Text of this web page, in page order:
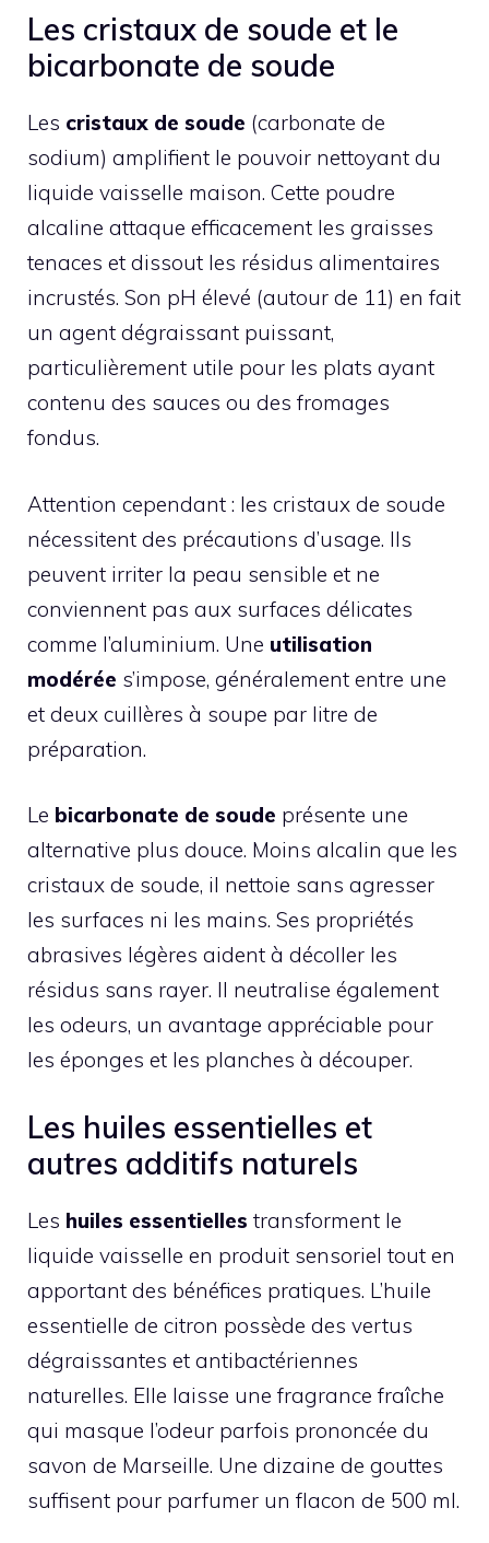
Les cristaux de soude et le
bicarbonate de soude
Les cristaux de soude (carbonate de
sodium) amplifient le pouvoir nettoyant du
liquide vaisselle maison. Cette poudre
alcaline attaque efficacement les graisses
tenaces et dissout les résidus alimentaires
incrustés. Son pH élevé (autour de 11) en fait
un agent dégraissant puissant,
particulièrement utile pour les plats ayant
contenu des sauces ou des fromages
fondus.
Attention cependant : les cristaux de soude
nécessitent des précautions d’usage. Ils
peuvent irriter la peau sensible et ne
conviennent pas aux surfaces délicates
comme l’aluminium. Une utilisation
modérée s’impose, généralement entre une
et deux cuillères à soupe par litre de
préparation.
Le bicarbonate de soude présente une
alternative plus douce. Moins alcalin que les
cristaux de soude, il nettoie sans agresser
les surfaces ni les mains. Ses propriétés
abrasives légères aident à décoller les
résidus sans rayer. Il neutralise également
les odeurs, un avantage appréciable pour
les éponges et les planches à découper.
Les huiles essentielles et
autres additifs naturels
Les huiles essentielles transforment le
liquide vaisselle en produit sensoriel tout en
apportant des bénéfices pratiques. L’huile
essentielle de citron possède des vertus
dégraissantes et antibactériennes
naturelles. Elle laisse une fragrance fraîche
qui masque l’odeur parfois prononcée du
savon de Marseille. Une dizaine de gouttes
suffisent pour parfumer un flacon de 500 ml.